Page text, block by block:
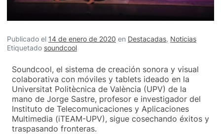
Publicado el 14 de enero de 2020 en Destacadas, Noticias
Etiquetado soundcool
Soundcool, el sistema de creación sonora y visual
colaborativa con móviles y tablets ideado en la
Universitat Politècnica de València (UPV) de la
mano de Jorge Sastre, profesor e investigador del
Instituto de Telecomunicaciones y Aplicaciones
Multimedia (iTEAM-UPV), sigue cosechando éxitos y
traspasando fronteras.